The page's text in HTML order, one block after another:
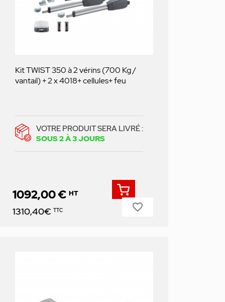
Kit TWIST 350 à 2 vérins (700 Kg /
vantail) + 2 x 4018+ cellules+ feu
VOTRE PRODUIT SERA LIVRÉ :
SOUS 2 À 3 JOURS
Prix
1092,00 € HT
1310,40€ TTC favorite_border